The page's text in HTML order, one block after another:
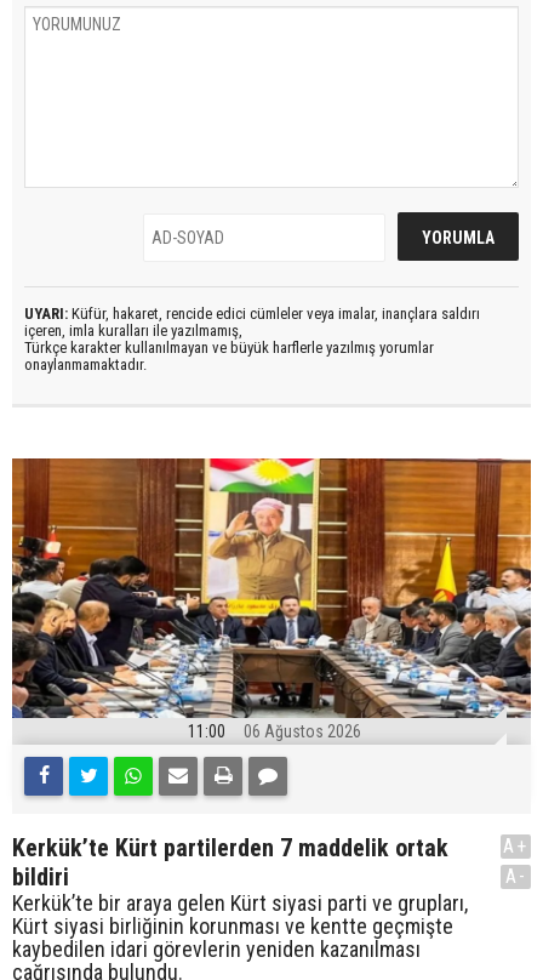
UYARI: Küfür, hakaret, rencide edici cümleler veya imalar, inançlara saldırı
içeren, imla kuralları ile yazılmamış,
Türkçe karakter kullanılmayan ve büyük harflerle yazılmış yorumlar
onaylanmamaktadır.
11:00 06 Ağustos 2026
Kerkük’te Kürt partilerden 7 maddelik ortak
bildiri
Kerkük’te bir araya gelen Kürt siyasi parti ve grupları,
Kürt siyasi birliğinin korunması ve kentte geçmişte
kaybedilen idari görevlerin yeniden kazanılması
çağrısında bulundu.
A+
A-